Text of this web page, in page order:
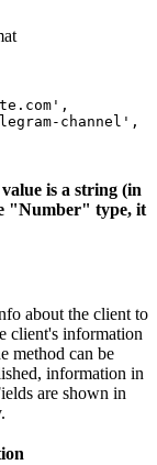
channel',
is a string (in
"Number" type, it
about the client to
client's information
method can be
information in
are shown in